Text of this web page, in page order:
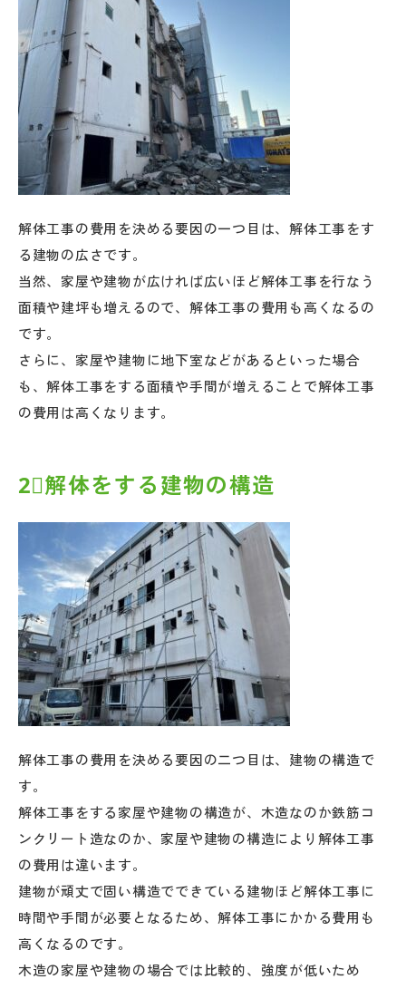
解体工事の費用を決める要因の一つ目は、解体工事をす
る建物の広さです。
当然、家屋や建物が広ければ広いほど解体工事を行なう
面積や建坪も増えるので、解体工事の費用も高くなるの
です。
さらに、家屋や建物に地下室などがあるといった場合
も、解体工事をする面積や手間が増えることで解体工事
の費用は高くなります。
2⃣解体をする建物の構造
解体工事の費用を決める要因の二つ目は、建物の構造で
す。
解体工事をする家屋や建物の構造が、木造なのか鉄筋コ
ンクリート造なのか、家屋や建物の構造により解体工事
の費用は違います。
建物が頑丈で固い構造でできている建物ほど解体工事に
時間や手間が必要となるため、解体工事にかかる費用も
高くなるのです。
木造の家屋や建物の場合では比較的、強度が低いため